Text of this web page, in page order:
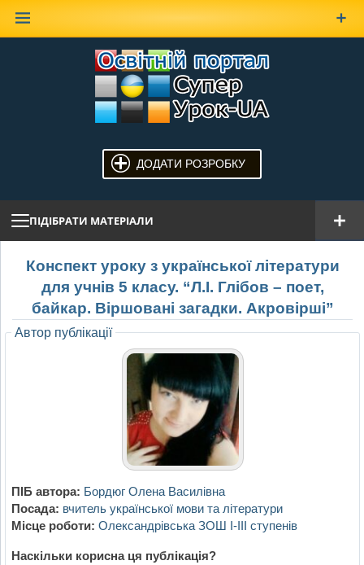
ДОДАТИ РОЗРОБКУ
ПІДІБРАТИ МАТЕРІАЛИ
Конспект уроку з української літератури
для учнів 5 класу. “Л.І. Глібов – поет,
байкар. Віршовані загадки. Акровірші”
Автор публікації
ПІБ автора: Бордюг Олена Василівна
Посада: вчитель української мови та літератури
Місце роботи: Олександрівська ЗОШ І-ІІІ ступенів
Наскільки корисна ця публікація?